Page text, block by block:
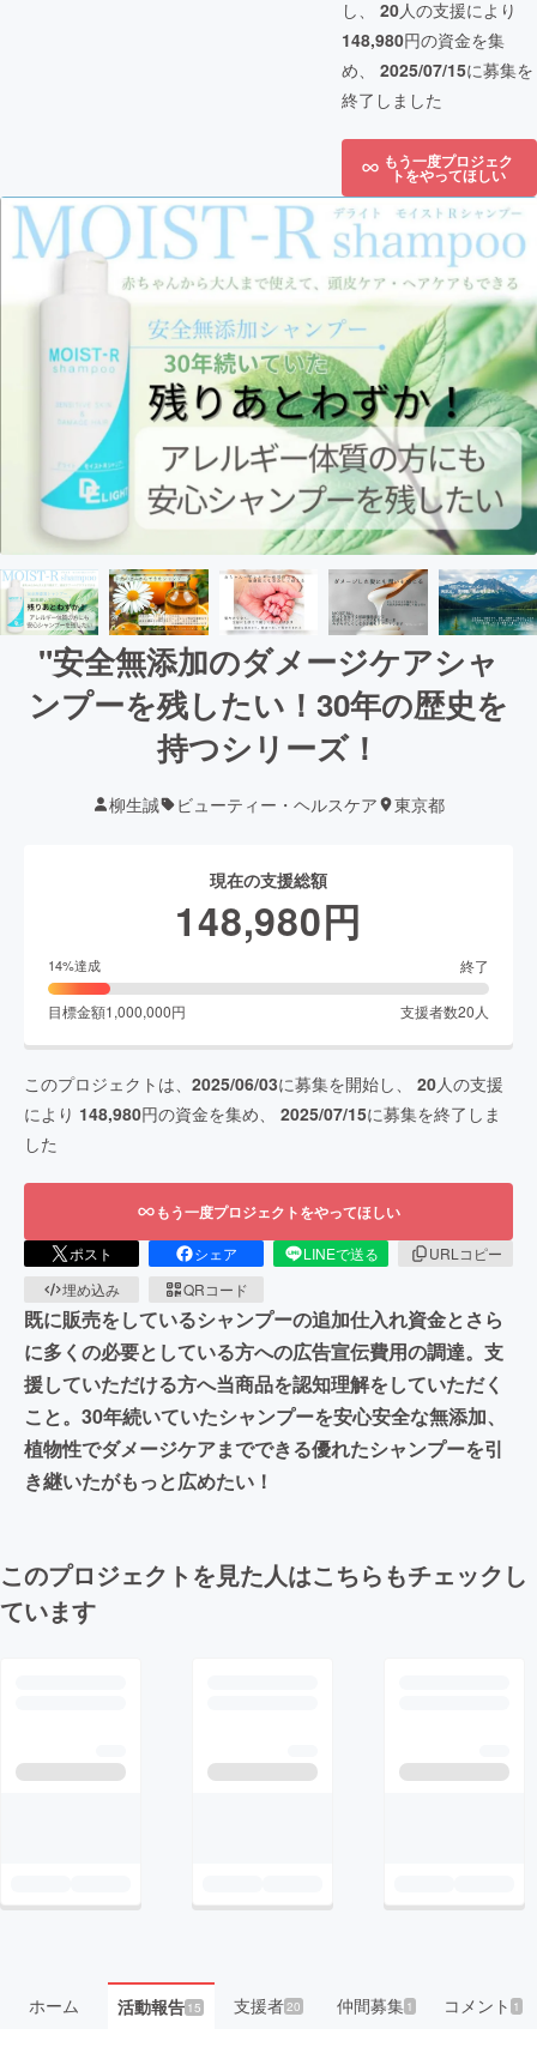
し、 20人の支援により
148,980円の資金を集
め、 2025/07/15に募集を
終了しました
もう一度プロジェク
トをやってほしい
"安全無添加のダメージケアシャ
ンプーを残したい！30年の歴史を
持つシリーズ！
柳生誠 ビューティー・ヘルスケア 東京都
現在の支援総額
148,980円
14%達成 終了
目標金額1,000,000円 支援者数20 人
このプロジェクトは、 2025/06/03に募集を開始し、 20人の支援
により 148,980円の資金を集め、 2025/07/15に募集を終了しま
した
もう一度プロジェクトをやってほしい
ポスト シェア LINEで送る
URLコピー
埋め込み
QRコード
既に販売をしているシャンプーの追加仕入れ資金とさら
に多くの必要としている方への広告宣伝費用の調達。支
援していただける方へ当商品を認知理解をしていただく
こと。30年続いていたシャンプーを安心安全な無添加、
植物性でダメージケアまでできる優れたシャンプーを引
き継いたがもっと広めたい！
このプロジェクトを見た人はこちらもチェックし
ています
ホーム 活動報告15 支援者 20 仲間募集 1 コメント 1